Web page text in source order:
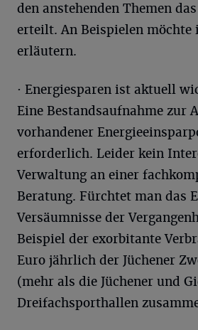
den anstehenden Themen
erteilt. An Beispielen möchte
erläutern.
· Energiesparen ist aktuell
Eine Bestandsaufnahme zur
vorhandener
erforderlich. Leider kein
Verwaltung an einer
Beratung. Fürchtet man das
Versäumnisse der
Beispiel der exorbitante
Euro jährlich der Jüchener
(mehr als die Jüchener und
Dreifachsporthallen